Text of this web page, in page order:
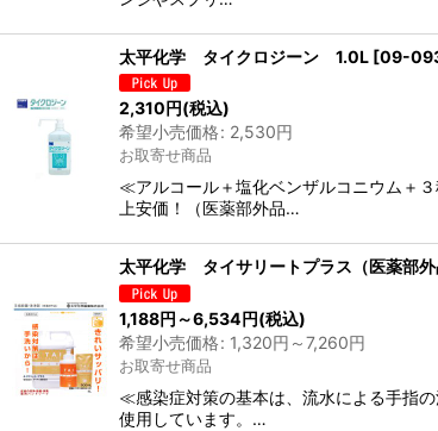
太平化学 タイクロジーン 1.0L [09-
2,310円(税込)
希望小売価格: 2,530円
お取寄せ商品
≪アルコール＋塩化ベンザルコニウム＋
上安価！（医薬部外品…
太平化学 タイサリートプラス（医薬部外
1,188円 ～6,534円(税込)
希望小売価格: 1,320円 ～7,260円
お取寄せ商品
≪感染症対策の基本は、流水による手指
使用しています。…